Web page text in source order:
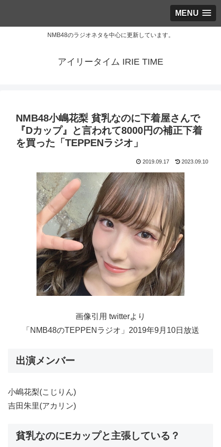
MENU
NMB48のラジオネタを中心に更新しています。
アイリータイム IRIE TIME
NMB48小嶋花梨 貧乳なのに下着屋さんで
『Dカップ』と言われて8000円の補正下着
を買った「TEPPENラジオ」
2019.09.17 2023.09.10
画像引用 twitterより
「NMB48のTEPPENラジオ」2019年9月10日放送
出演メンバー
小嶋花梨(こじりん)
吉田朱里(アカリン)
貧乳なのにEカップと主張している？